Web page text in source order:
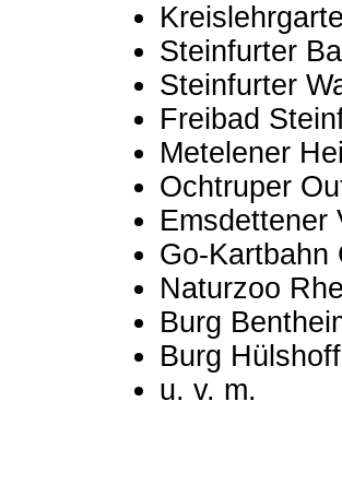
Steinfurter
Steinfurter
Freibad
Metelener
Ochtruper
Emsdettener
Go-Kartbahn
Naturzoo
Burg
Burg
u. v. m.